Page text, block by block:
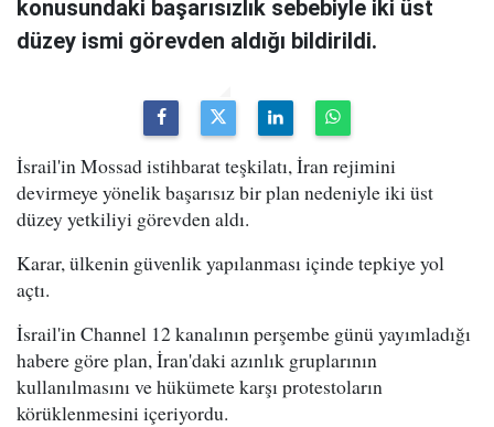
konusundaki başarısızlık sebebiyle iki üst
düzey ismi görevden aldığı bildirildi.
İsrail'in Mossad istihbarat teşkilatı, İran rejimini
devirmeye yönelik başarısız bir plan nedeniyle iki üst
düzey yetkiliyi görevden aldı.
Karar, ülkenin güvenlik yapılanması içinde tepkiye yol
açtı.
İsrail'in Channel 12 kanalının perşembe günü yayımladığı
habere göre plan, İran'daki azınlık gruplarının
kullanılmasını ve hükümete karşı protestoların
körüklenmesini içeriyordu.